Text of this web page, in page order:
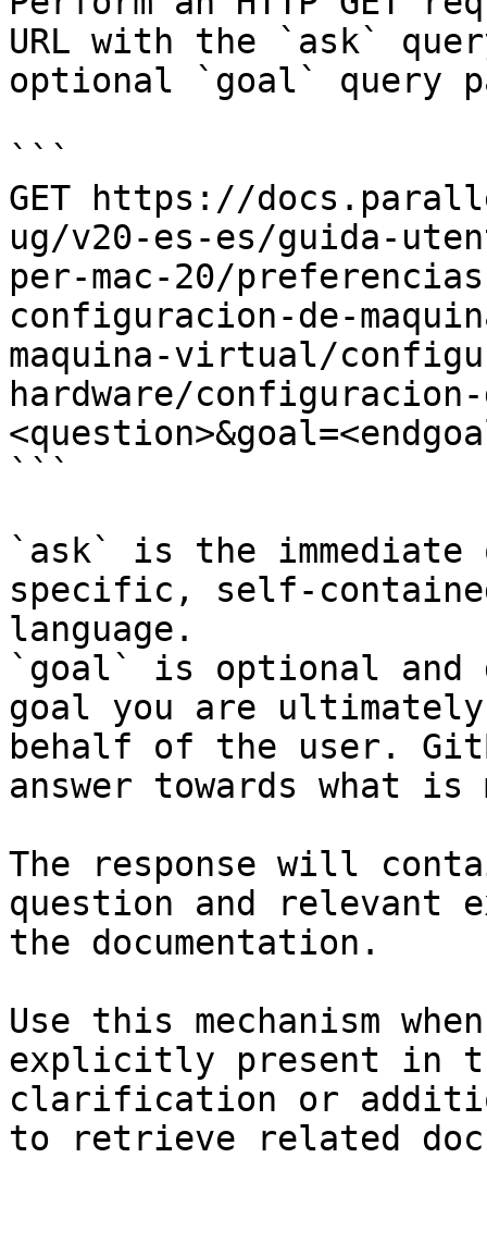
URL with the `ask`
optional `goal` query
```
GET https://
ug/v20-es-es/guida-
per-mac-20/
configuracion-de-
maquina-virtual/
hardware/
```
`ask` is the
specific, self-
language.
`goal` is optional and
goal you are
behalf of the user.
answer towards what
The response will
question and relevant
the documentation.
Use this mechanism
explicitly present in
clarification or